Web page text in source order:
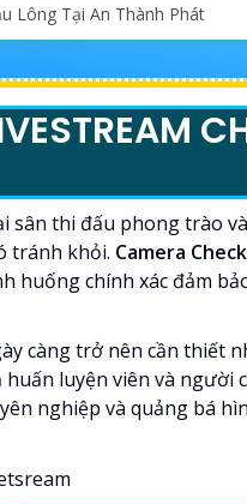
Lông Tại An Thành Phát
thi đấu phong trào
tránh khỏi. Camera
huống chính xác đảm
càng trở nên cần thiết
luyện viên và người
nghiệp và quảng bá